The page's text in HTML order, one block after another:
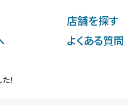
店舗を探す
よくある質問
！